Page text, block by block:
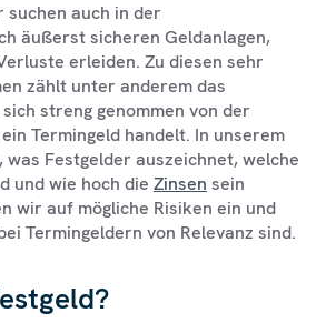
suchen auch in der
äußerst sicheren Geldanlagen,
erleiden. Zu diesen sehr
zählt unter anderem das
streng genommen von der
Termingeld handelt. In unserem
Festgelder auszeichnet, welche
und wie hoch die Zinsen sein
wir auf mögliche Risiken ein und
Termingeldern von Relevanz sind.